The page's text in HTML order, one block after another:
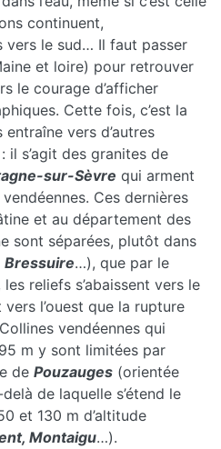
continuent,
vers le sud… Il faut passer
et loire) pour retrouver
le courage d’afficher
Cette fois, c’est la
entraîne vers d’autres
il s’agit des granites de
sur-Sèvre qui arment
Ces dernières
et au département des
sont séparées, plutôt dans
Bressuire…), que par le
reliefs s’abaissent vers le
vers l’ouest que la rupture
vendéennes qui
m y sont limitées par
de Pouzauges (orientée
de laquelle s’étend le
et 130 m d’altitude
Montaigu…).